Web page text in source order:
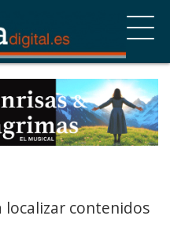
localizar contenidos